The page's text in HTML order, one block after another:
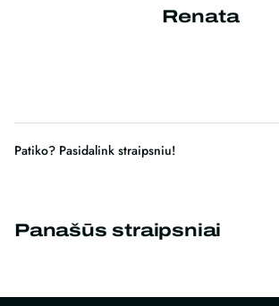
Renata
Patiko? Pasidalink straipsniu!
Panašūs straipsniai